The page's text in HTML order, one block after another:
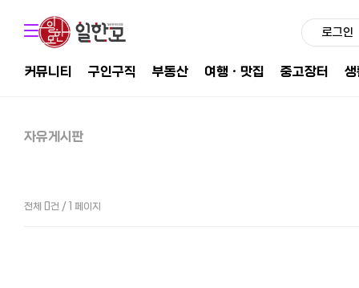
로그인
커뮤니티 구인구직 부동산 여행ㆍ맛집 중고장터
자유게시판
전체 0건 / 1 페이지